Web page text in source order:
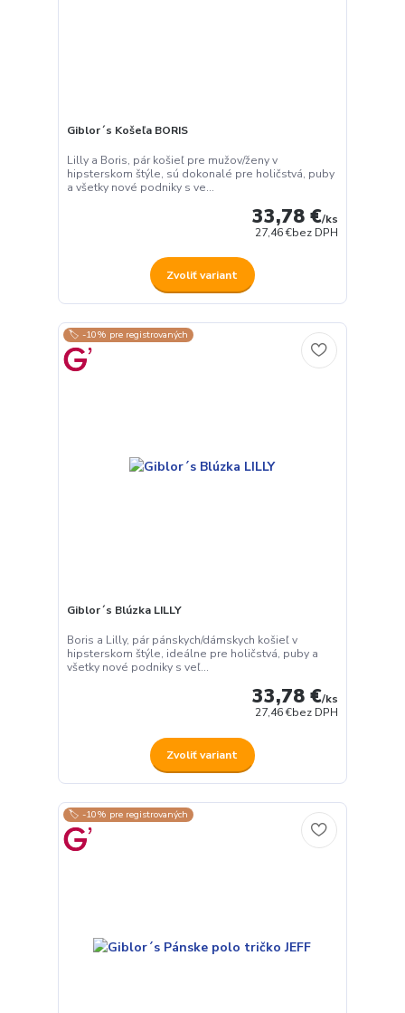
Giblor´s Košeľa BORIS
Lilly a Boris, pár košieľ pre mužov/ženy v
hipsterskom štýle, sú dokonalé pre holičstvá, puby
a všetky nové podniky s ve...
33,78 €/ks
27,46 €bez DPH
Zvoliť variant
🏷️ -10% pre registrovaných
Giblor´s Blúzka LILLY
Boris a Lilly, pár pánskych/dámskych košieľ v
hipsterskom štýle, ideálne pre holičstvá, puby a
všetky nové podniky s veľ...
33,78 €/ks
27,46 €bez DPH
Zvoliť variant
🏷️ -10% pre registrovaných